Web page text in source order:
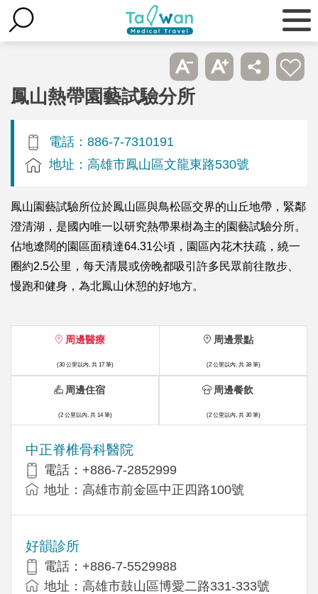
鳳山熱帶園藝試驗分所
電話：886-7-7310191
地址：高雄市鳳山區文龍東路530號
鳳山園藝試驗所位於鳳山區與鳥松區交界的山丘地帶，緊鄰
澄清湖，是國內唯一以研究熱帶果樹為主的園藝試驗分所。
佔地遼闊的園區面積達64.31公頃，園區內花木扶疏，繞一
圈約2.5公里，每天清晨或傍晚都吸引許多民眾前往散步、
慢跑和健身，為北鳳山休憩的好地方。
周邊醫療
(30 公里以內, 共 17 筆)
中正脊椎骨科醫院
電話：+886-7-2852999
地址：高雄市前金區中正四路100號
好韻診所
電話：+886-7-5529988
地址：高雄市鼓山區博愛二路331-333號
周邊景點
(2 公里以內, 共 38 筆)
周邊住宿
(2 公里以內, 共 14 筆)
周邊餐飲
(2 公里以內, 共 30 筆)